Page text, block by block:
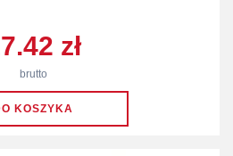
zł
brutto